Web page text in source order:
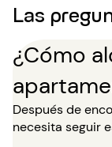
Las
¿Cómo
Después de
necesita seguir